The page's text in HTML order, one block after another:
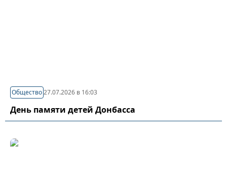
Общество27.07.2026 в 16:03
День памяти детей Донбасса